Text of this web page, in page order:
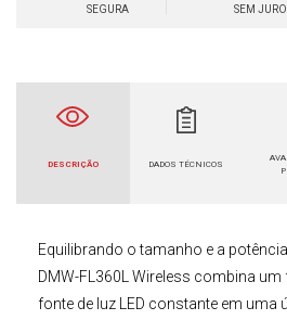
SEGURA
SEM
DESCRIÇÃO DADOS TÉCNICOS
Equilibrando o tamanho e a
DMW-FL360L Wireless combina um
fonte de luz LED constante em uma